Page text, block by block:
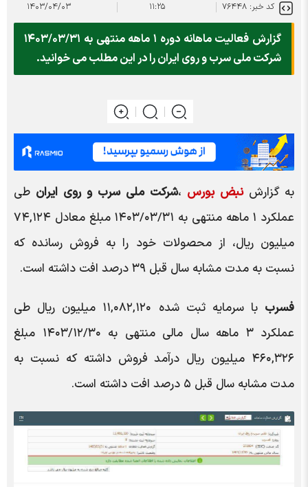
کد خبر: ۷۶۴۴۸ ۱۱:۲۵ ۱۴۰۳/۰۴/۰۳
گزارش فعالیت ماهانه دوره ۱ ماهه منتهی به ۱۴۰۳/۰۳/۳۱
شرکت ملی سرب و روی ایران را در این مطلب می خوانید.
به گزارشنبض بورس ،شرکت ملی سرب و روی ایران طی
عملکرد ۱ ماهه منتهی به ۱۴۰۳/۰۳/۳۱ مبلغ معادل ۷۴,۱۲۴
میلیون ریال، از محصولات خود را به فروش رسانده که
نسبت به مدت مشابه سال قبل ۳۹ درصد افت داشته است.
فسرب
با سرمایه ثبت شده ۱۱,۰۸۲,۱۲۰ میلیون ریال طی
عملکرد ۳ ماهه سال مالی منتهی به ۱۴۰۳/۱۲/۳۰ مبلغ
۴۶۰,۳۲۶ میلیون ریال درآمد فروش داشته که نسبت به
مدت مشابه سال قبل ۵ درصد افت داشته است.